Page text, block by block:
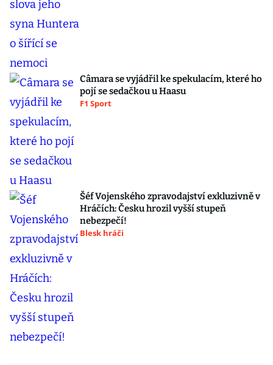
Câmara se vyjádřil ke spekulacím, které ho
pojí se sedačkou u Haasu
F1 Sport
Šéf Vojenského zpravodajství exkluzivně v
Hráčích: Česku hrozil vyšší stupeň
nebezpečí!
Blesk hráči